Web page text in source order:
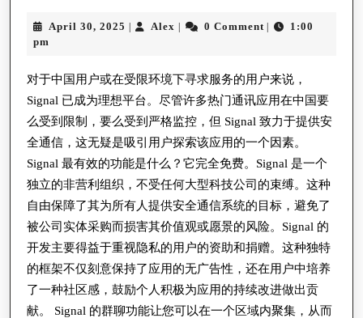
开
源
代
码
对
安
全
性
的
影
响
April 30, 2025 April
| Alex Alex
| 0 Comment |
1:00
pm
对于中国用户或在受限环境下寻求服务的用户来说，
Signal 已成为理想平台。尽管许多热门通讯应用在中国要
么受到限制，要么受到严格监控，但 Signal 致力于提供安
全通信，这无疑是吸引用户探索该应用的一个因素。
Signal 最有效的功能是什么？它完全免费。Signal 是一个
独立的非营利组织，不受任何大型科技公司的束缚。这种
自由保障了其为所有人提供安全通信系统的目标，避免了
被公司实体采购而损害其价值观或愿景的风险。Signal 的
开发主要得益于重视隐私的用户的资助和捐赠。这种独特
的框架不仅刻意保持了应用的无广告性，还在用户中培养
了一种社区感，鼓励个人积极为应用的持续改进做出贡
献。 Signal 的群聊功能让您可以在一个区域内聚集，从而